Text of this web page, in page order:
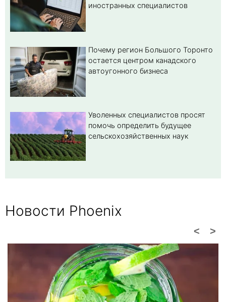
иностранных специалистов
Почему регион Большого Торонто
остается центром канадского
автоугонного бизнеса
Уволенных специалистов просят
помочь определить будущее
сельскохозяйственных наук
Новости Phoenix
>
<